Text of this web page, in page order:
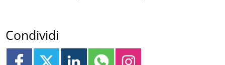
Condividi